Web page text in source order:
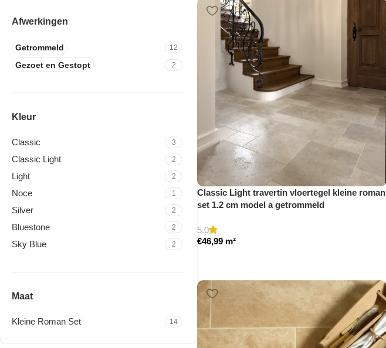
Afwerkingen
Getrommeld 12
Gezoet en Gestopt 2
Kleur
Classic 3
Classic Light 2
Light 2
Noce 1
Silver 2
Bluestone 2
Sky Blue 2
Maat
Kleine Roman Set 14
Classic Light travertin vloertegel kleine roman
set 1.2 cm model a getrommeld
5.0
€46,99 m²